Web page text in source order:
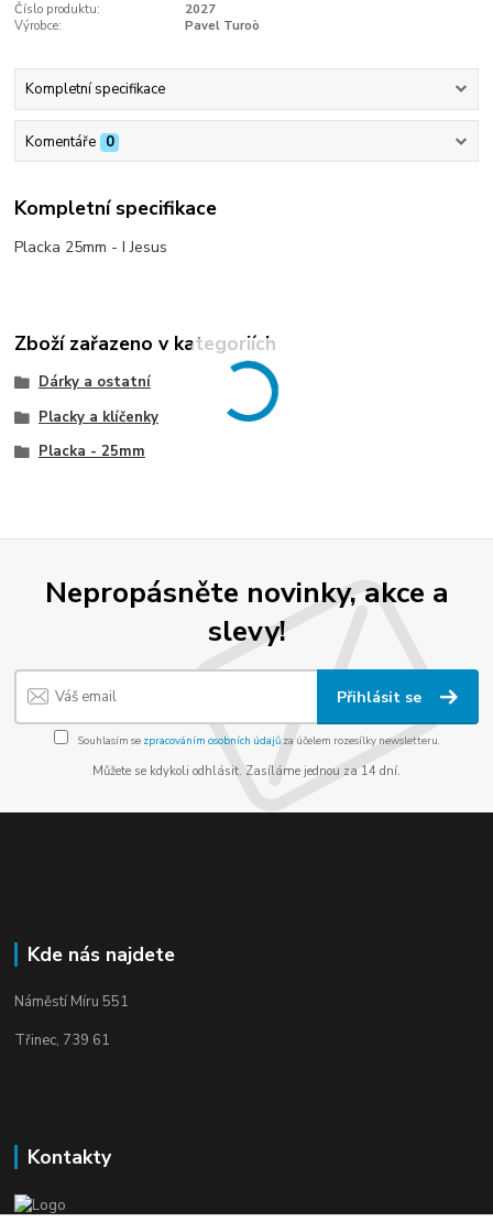
Číslo produktu:
2027
Výrobce:
Pavel Turoò
Kompletní specifikace
Komentáře 0
Kompletní specifikace
Placka 25mm - I Jesus
Zboží zařazeno v kategoriích
Dárky a ostatní
Placky a klíčenky
Placka - 25mm
Nepropásněte novinky, akce a
slevy!
Přihlásit se
Souhlasím se zpracováním osobních údajůza účelem rozesílky newsletteru.
Můžete se kdykoli odhlásit. Zasíláme jednou za 14 dní.
Kde nás najdete
Náměstí Míru 551
Třinec, 739 61
Kontakty